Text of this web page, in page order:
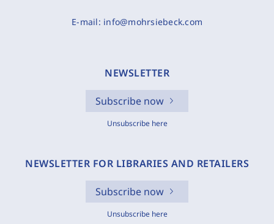
E-mail: info@mohrsiebeck.com
NEWSLETTER
Subscribe now
Unsubscribe here
NEWSLETTER FOR LIBRARIES AND RETAILERS
Subscribe now
Unsubscribe here